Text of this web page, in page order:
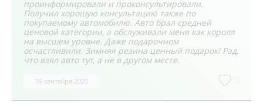
проинформировали и проконсультировали.
Получил хорошую консультацию также по
покупаемому автомобилю. Авто брал средней
ценовой категории, а обслуживали меня как короля
на высшем уровне. Даже подарочном
осчастливили. Зимняя резина ценный подарок! Рад,
что взял авто тут, а не в другом месте.
19 сентября 2025